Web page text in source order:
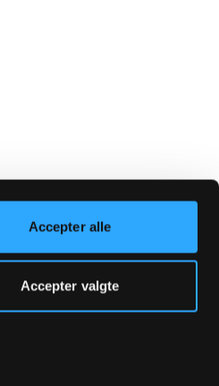
Accepter alle
Accepter valgte